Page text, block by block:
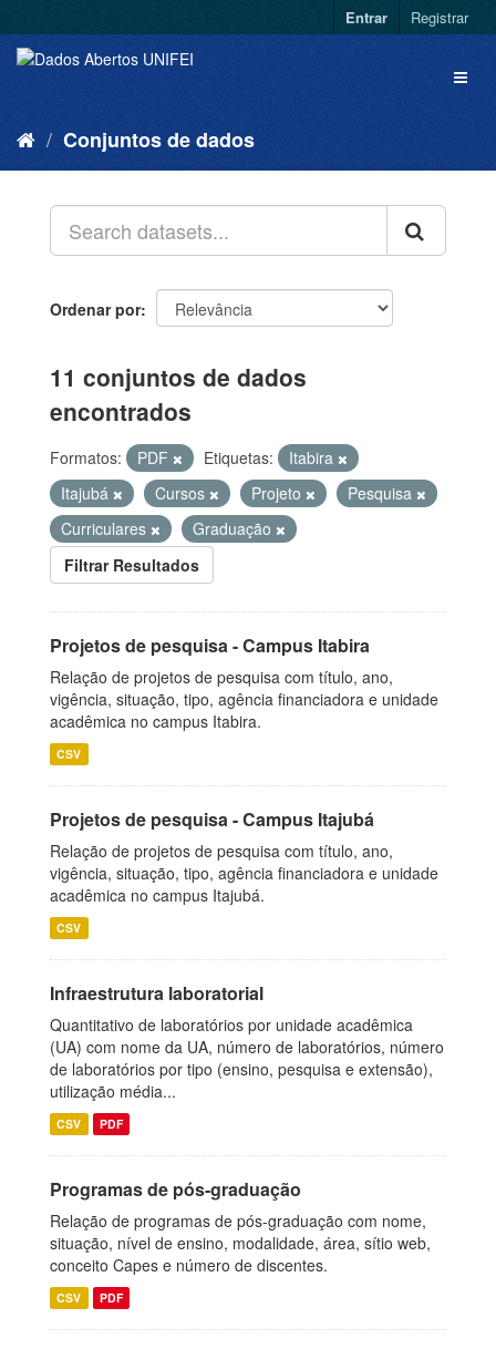
Entrar Registrar
Conjuntos de dados
Ordenar por
11 conjuntos de dados
encontrados
Formatos: PDF Etiquetas:
Itabira
Itajubá
Cursos Projeto
Pesquisa
Curriculares
Graduação
Filtrar Resultados
Projetos de pesquisa - Campus Itabira
Relação de projetos de pesquisa com título, ano,
vigência, situação, tipo, agência financiadora e unidade
acadêmica no campus Itabira.
CSV
Projetos de pesquisa - Campus Itajubá
Relação de projetos de pesquisa com título, ano,
vigência, situação, tipo, agência financiadora e unidade
acadêmica no campus Itajubá.
CSV
Infraestrutura laboratorial
Quantitativo de laboratórios por unidade acadêmica
(UA) com nome da UA, número de laboratórios, número
de laboratórios por tipo (ensino, pesquisa e extensão),
utilização média...
CSV PDF
Programas de pós-graduação
Relação de programas de pós-graduação com nome,
situação, nível de ensino, modalidade, área, sítio web,
conceito Capes e número de discentes.
CSV PDF